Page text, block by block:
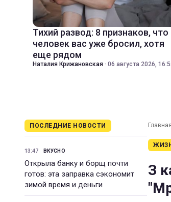
Тихий развод: 8 признаков, что
человек вас уже бросил, хотя
еще рядом
Наталия Крижановская · 06 августа 2026,
ПОСЛЕДНИЕ НОВОСТИ
13:47 ВКУСНО
Открыла банку и борщ почти
готов: эта заправка сэкономит
зимой время и деньги
Главная
З